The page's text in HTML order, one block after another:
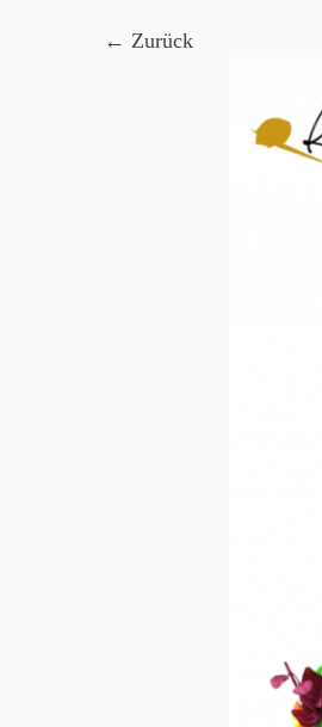
← Zurück